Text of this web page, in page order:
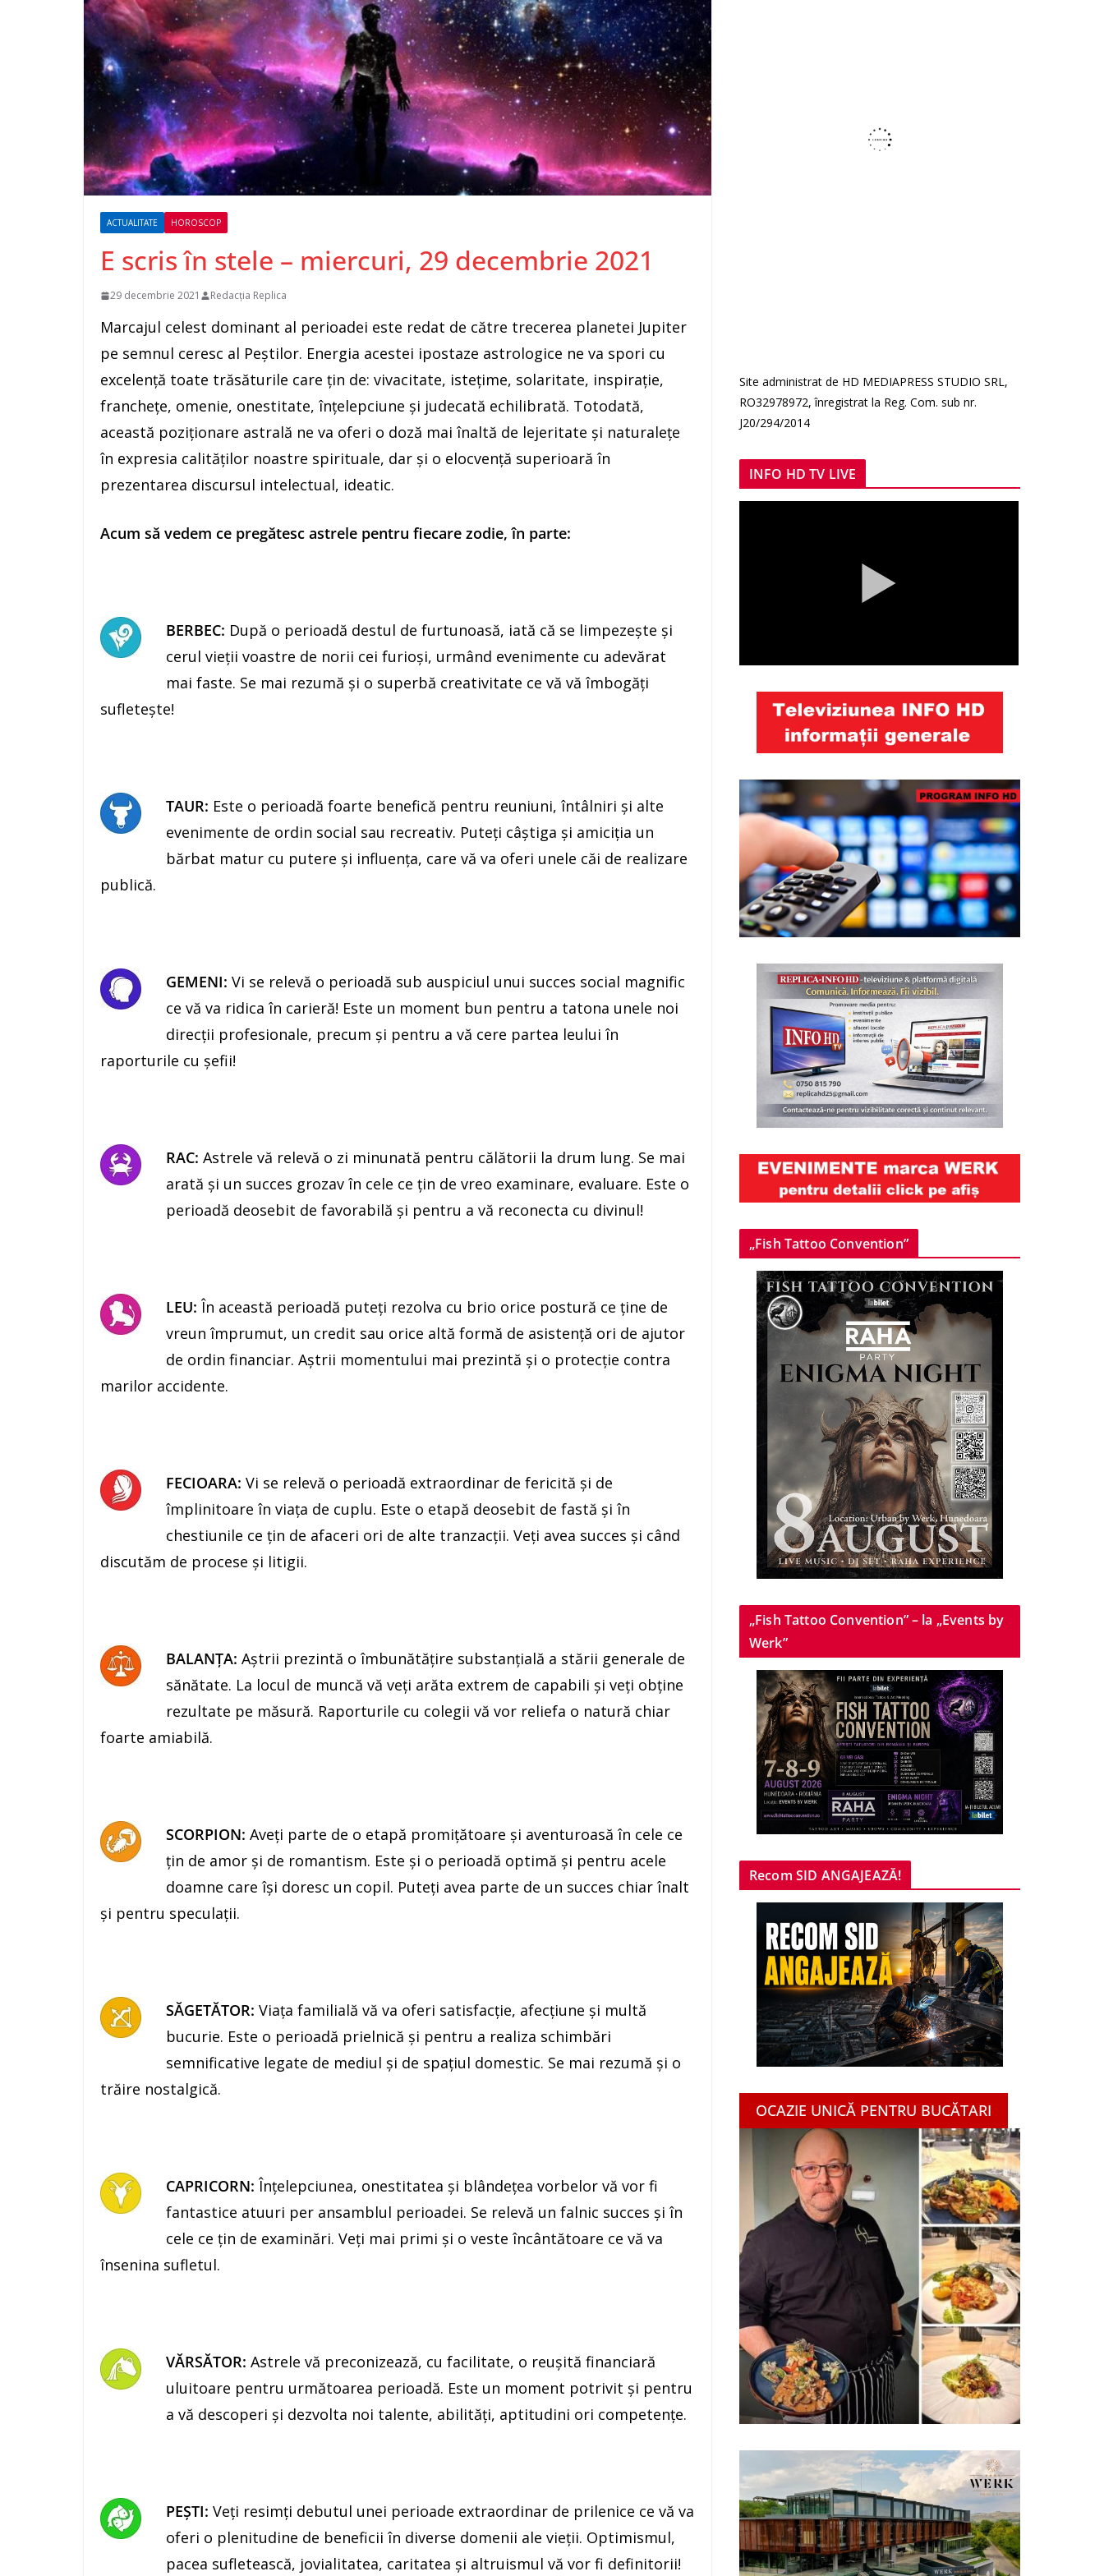
ACTUALITATE HOROSCOP
E scris în stele – miercuri, 29 decembrie 2021
29 decembrie 2021 Redacția Replica
Marcajul celest dominant al perioadei este redat de către trecerea planetei Jupiter
pe semnul ceresc al Peștilor. Energia acestei ipostaze astrologice ne va spori cu
excelenţă toate trăsăturile care ţin de: vivacitate, isteţime, solaritate, inspiraţie,
francheţe, omenie, onestitate, înţelepciune şi judecată echilibrată. Totodată,
această poziţionare astrală ne va oferi o doză mai înaltă de lejeritate şi naturaleţe
în expresia calităţilor noastre spirituale, dar şi o elocvenţă superioară în
prezentarea discursul intelectual, ideatic.
Acum să vedem ce pregătesc astrele pentru fiecare zodie, în parte:
BERBEC: După o perioadă destul de furtunoasă, iată că se limpezeşte şi
cerul vieţii voastre de norii cei furioşi, urmând evenimente cu adevărat
mai faste. Se mai rezumă şi o superbă creativitate ce vă vă îmbogăţi
sufletește!
TAUR: Este o perioadă foarte benefică pentru reuniuni, întâlniri şi alte
evenimente de ordin social sau recreativ. Puteţi câştiga şi amiciţia un
bărbat matur cu putere şi influenţa, care vă va oferi unele căi de realizare
publică.
GEMENI: Vi se relevă o perioadă sub auspiciul unui succes social magnific
ce vă va ridica în carieră! Este un moment bun pentru a tatona unele noi
direcţii profesionale, precum şi pentru a vă cere partea leului în
raporturile cu şefii!
RAC: Astrele vă relevă o zi minunată pentru călătorii la drum lung. Se mai
arată şi un succes grozav în cele ce ţin de vreo examinare, evaluare. Este o
perioadă deosebit de favorabilă şi pentru a vă reconecta cu divinul!
LEU: În această perioadă puteţi rezolva cu brio orice postură ce ţine de
vreun împrumut, un credit sau orice altă formă de asistenţă ori de ajutor
de ordin financiar. Aştrii momentului mai prezintă şi o protecţie contra
marilor accidente.
FECIOARA: Vi se relevă o perioadă extraordinar de fericită şi de
împlinitoare în viaţa de cuplu. Este o etapă deosebit de fastă şi în
chestiunile ce ţin de afaceri ori de alte tranzacţii. Veţi avea succes şi când
discutăm de procese şi litigii.
BALANŢA: Aştrii prezintă o îmbunătăţire substanţială a stării generale de
sănătate. La locul de muncă vă veţi arăta extrem de capabili şi veţi obţine
rezultate pe măsură. Raporturile cu colegii vă vor reliefa o natură chiar
foarte amiabilă.
SCORPION: Aveţi parte de o etapă promiţătoare şi aventuroasă în cele ce
ţin de amor şi de romantism. Este şi o perioadă optimă și pentru acele
doamne care îşi doresc un copil. Puteţi avea parte de un succes chiar înalt
şi pentru speculaţii.
SĂGETĂTOR: Viaţa familială vă va oferi satisfacţie, afecţiune şi multă
bucurie. Este o perioadă prielnică şi pentru a realiza schimbări
semnificative legate de mediul şi de spaţiul domestic. Se mai rezumă şi o
trăire nostalgică.
CAPRICORN: Înţelepciunea, onestitatea şi blândeţea vorbelor vă vor fi
fantastice atuuri per ansamblul perioadei. Se relevă un falnic succes şi în
cele ce ţin de examinări. Veţi mai primi şi o veste încântătoare ce vă va
însenina sufletul.
VĂRSĂTOR: Astrele vă preconizează, cu facilitate, o reuşită financiară
uluitoare pentru următoarea perioadă. Este un moment potrivit şi pentru
a vă descoperi şi dezvolta noi talente, abilităţi, aptitudini ori competenţe.
PEŞTI: Veţi resimţi debutul unei perioade extraordinar de prilenice ce vă va
oferi o plenitudine de beneficii în diverse domenii ale vieţii. Optimismul,
pacea sufletească, jovialitatea, caritatea şi altruismul vă vor fi definitorii!
Site administrat de HD MEDIAPRESS STUDIO SRL,
RO32978972, înregistrat la Reg. Com. sub nr.
J20/294/2014
INFO HD TV LIVE
„Fish Tattoo Convention”
„Fish Tattoo Convention” – la „Events by
Werk”
Recom SID ANGAJEAZĂ!
OCAZIE UNICĂ PENTRU BUCĂTARI